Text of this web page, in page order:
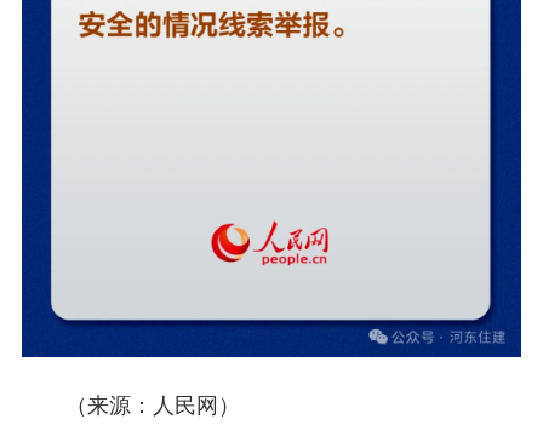
（来源：人民网）